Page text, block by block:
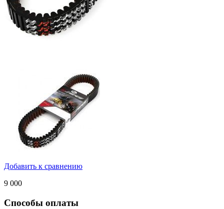
Добавить к сравнению
9 000
Способы оплаты